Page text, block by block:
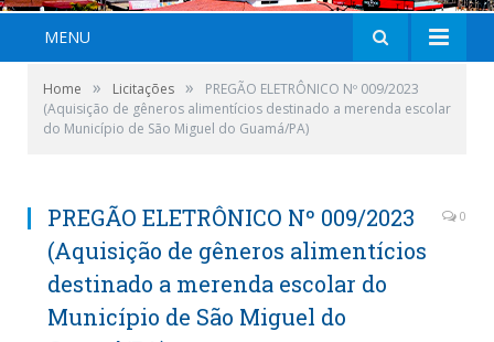
MENU
Home » Licitações »
PREGÃO ELETRÔNICO Nº 009/2023
(Aquisição de gêneros alimentícios destinado a merenda escolar
do Município de São Miguel do Guamá/PA)
PREGÃO ELETRÔNICO Nº 009/2023
(Aquisição de gêneros alimentícios
destinado a merenda escolar do
Município de São Miguel do
0